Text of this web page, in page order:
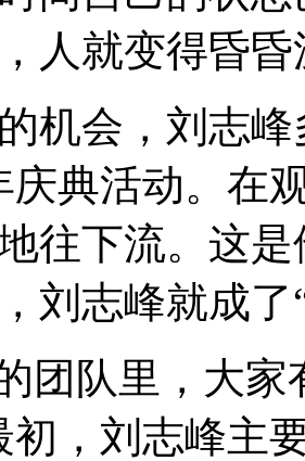
人就变得昏
机会，刘志
庆典活动。在
往下流。这
刘志峰就成
团队里，大
初，刘志峰主